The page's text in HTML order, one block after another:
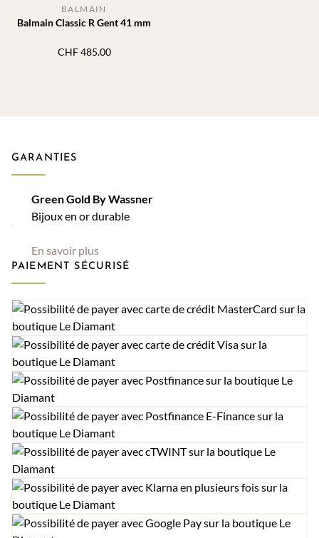
Balmain Classic R Gent 41 mm
BALMAIN
CHF485.00
GARANTIES
Green Gold By Wassner
Bijoux en or durable
En savoir plus
PAIEMENT SÉCURISÉ